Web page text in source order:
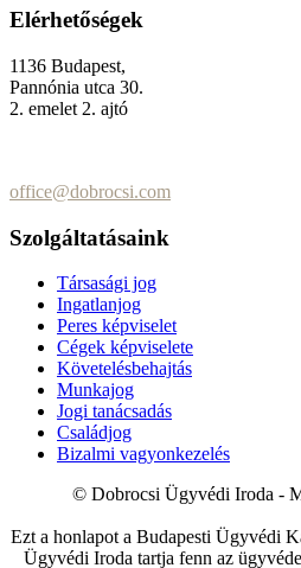
Elérhetőségek
1136 Budapest,
Pannónia utca 30.
2. emelet 2. ajtó
office@dobrocsi.com
Szolgáltatásaink
Társasági jog
Ingatlanjog
Peres képviselet
Cégek képviselete
Követelésbehajtás
Munkajog
Jogi tanácsadás
Családjog
Bizalmi vagyonkezelés
© Dobrocsi Ügyvédi Iroda -
Ezt a honlapot a Budapesti Ügyvédi
Ügyvédi Iroda tartja fenn az